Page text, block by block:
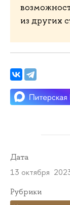
из других
Дата
13 октября
Рубрики